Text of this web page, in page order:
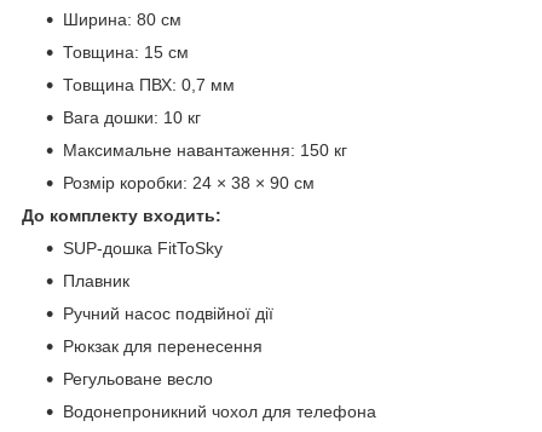
Ширина: 80 см
Товщина: 15 см
Товщина ПВХ: 0,7 мм
Вага дошки: 10 кг
Максимальне навантаження: 150 кг
Розмір коробки: 24 × 38 × 90 см
До комплекту входить:
SUP-дошка FitToSky
Плавник
Ручний насос подвійної дії
Рюкзак для перенесення
Регульоване весло
Водонепроникний чохол для телефона